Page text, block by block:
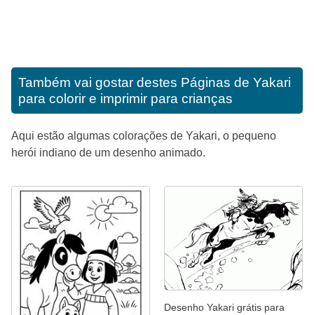
Também vai gostar destes Páginas de Yakari
para colorir e imprimir para crianças
Aqui estão algumas colorações de Yakari, o pequeno
herói indiano de um desenho animado.
Desenho Yakari grátis para